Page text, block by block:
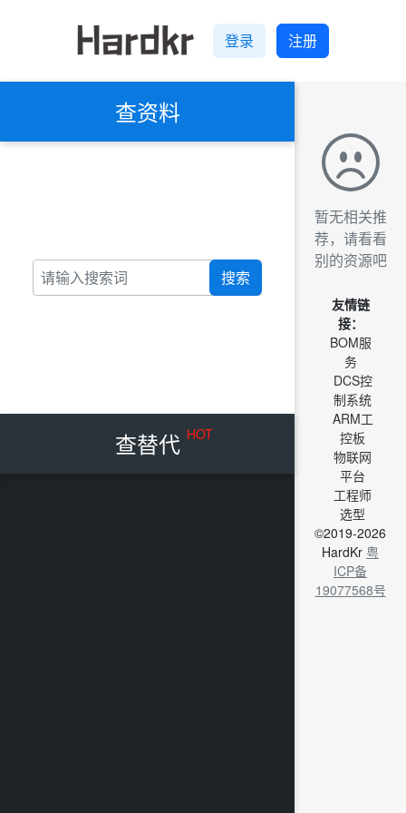
登录 注册
查资料
搜索
查替代 HOT
暂无相关推
荐，请看看
别的资源吧
友情链
接：
BOM服
务
DCS控
制系统
ARM工
控板
物联网
平台
工程师
选型
©2019-2026
HardKr 粤
ICP备
19077568号